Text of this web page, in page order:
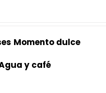
Momento dulce
y café